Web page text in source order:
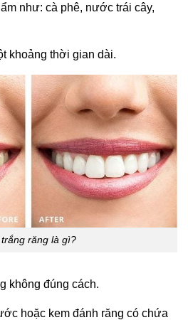
như: cà phê, nước trái cây,
khoảng thời gian dài.
răng là gì?
không đúng cách.
hoặc kem đánh răng có chứa